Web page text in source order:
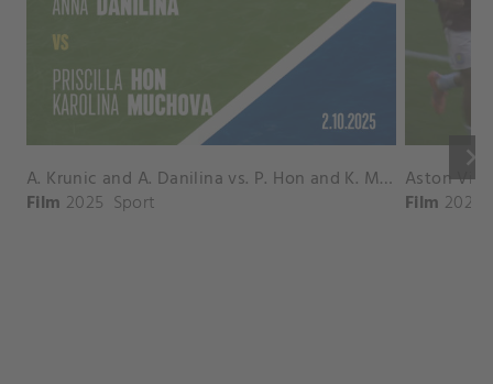
keyboard_arrow_right
A. Krunic and A. Danilina vs. P. Hon and K. Muchova Match Highlights - BEIJING_Capital Group Diamond ( October 02, 2025)
Film 2025 Sport Film 2026